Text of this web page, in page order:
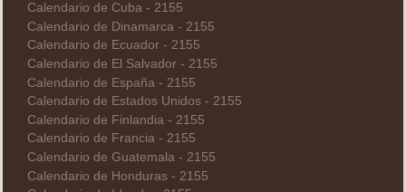
Calendario de Cuba - 2155
Calendario de Dinamarca - 2155
Calendario de Ecuador - 2155
Calendario de El Salvador - 2155
Calendario de España - 2155
Calendario de Estados Unidos - 2155
Calendario de Finlandia - 2155
Calendario de Francia - 2155
Calendario de Guatemala - 2155
Calendario de Honduras - 2155